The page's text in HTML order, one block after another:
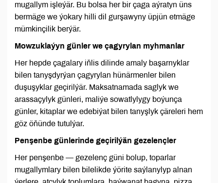
mugallym işleýär. Bu bolsa her bir çaga aýratyn üns
bermäge we ýokary hilli dil gurşawyny üpjün etmäge
mümkinçilik berýär.
Mowzuklaýyn günler we çagyrylan myhmanlar
Her hepde çagalary iňlis dilinde amaly başarnyklar
bilen tanyşdyrýan çagyrylan hünärmenler bilen
duşuşyklar geçirilýär. Maksatnamada saglyk we
arassaçylyk günleri, maliýe sowatlylygy boýunça
günler, kitaplar we edebiýat bilen tanyşlyk çäreleri hem
göz öňünde tutulýar.
Penşenbe günlerinde geçirilýän gezelençler
Her penşenbe — gezelenç güni bolup, toparlar
mugallymlary bilen bilelikde ýörite saýlanylyp alnan